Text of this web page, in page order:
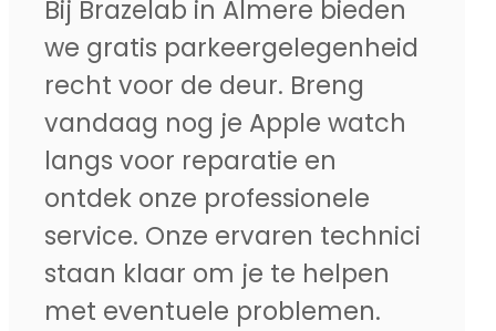
Bij Brazelab in Almere bieden
we gratis parkeergelegenheid
recht voor de deur. Breng
vandaag nog je Apple watch
langs voor reparatie en
ontdek onze professionele
service. Onze ervaren technici
staan klaar om je te helpen
met eventuele problemen.